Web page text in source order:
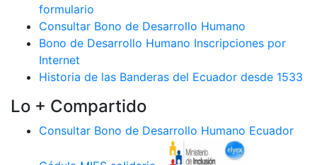
formulario
Consultar Bono de Desarrollo Humano
Bono de Desarrollo Humano Inscripciones por
Internet
Historia de las Banderas del Ecuador desde 1533
Lo + Compartido
Consultar Bono de Desarrollo Humano Ecuador